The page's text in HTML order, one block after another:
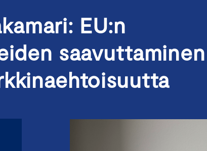
EU:n
saavuttaminen